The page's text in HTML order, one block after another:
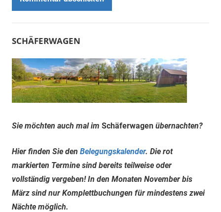
SCHÄFERWAGEN
Sie möchten auch mal im Schäferwagen übernachten?
Hier finden Sie den Belegungskalender. Die rot
markierten Termine sind bereits teilweise oder
vollständig vergeben! In den Monaten November bis
März sind nur Komplettbuchungen für mindestens zwei
Nächte möglich.